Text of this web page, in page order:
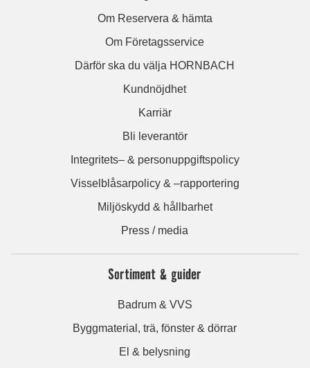
Om Reservera & hämta
Om Företagsservice
Därför ska du välja HORNBACH
Kundnöjdhet
Karriär
Bli leverantör
Integritets– & personuppgiftspolicy
Visselblåsarpolicy & –rapportering
Miljöskydd & hållbarhet
Press / media
Sortiment & guider
Badrum & VVS
Byggmaterial, trä, fönster & dörrar
El & belysning